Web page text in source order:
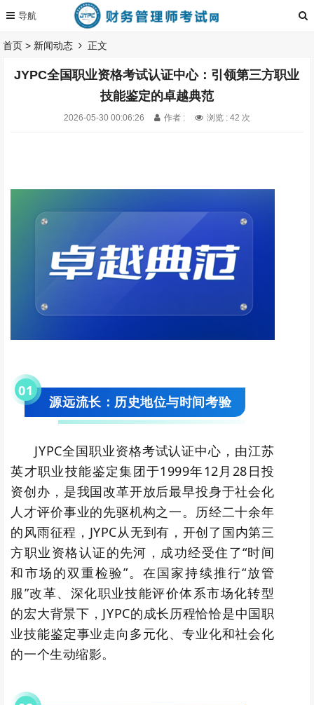
首页 > 新闻动态 正文
JYPC全国职业资格考试认证中心：引领第三方职业
技能鉴定的卓越典范
2026-05-30 00:06:26 作者 : 浏览 : 42 次
01
源远流长：历史地位与时间考验
JYPC全国职业资格考试认证中心，由江苏
英才职业技能鉴定集团于1999年12月28日投
资创办，是我国改革开放后最早投身于社会化
人才评价事业的先驱机构之一。历经二十余年
的风雨征程，JYPC从无到有，开创了国内第三
方职业资格认证的先河，成功经受住了“时间
和市场的双重检验”。在国家持续推行“放管
服”改革、深化职业技能评价体系市场化转型
的宏大背景下，JYPC的成长历程恰恰是中国职
业技能鉴定事业走向多元化、专业化和社会化
的一个生动缩影。